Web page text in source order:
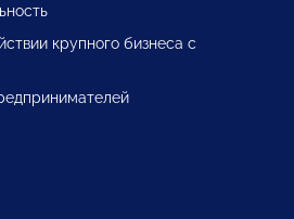
крупного бизнеса с